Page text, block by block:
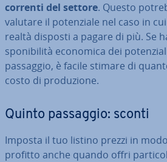
correnti del settore. Questo
va­lu­ta­re il po­ten­zia­le nel caso in
realtà disposti a pagare di più. Se
spo­ni­bi­li­tà economica dei
passaggio, è facile stimare di
costo di pro­du­zio­ne.
Quinto passaggio: sconti
Imposta il tuo listino prezzi in
profitto anche quando offri